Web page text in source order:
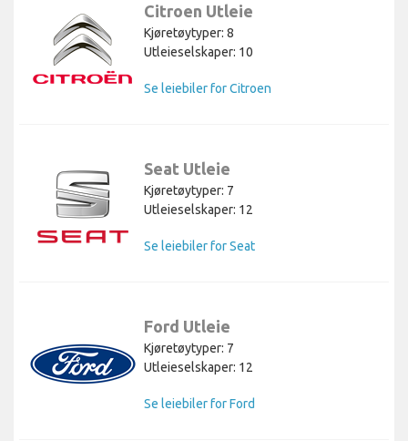
Citroen Utleie
Kjøretøytyper: 8
Utleieselskaper: 10
Se leiebiler for Citroen
Seat Utleie
Kjøretøytyper: 7
Utleieselskaper: 12
Se leiebiler for Seat
Ford Utleie
Kjøretøytyper: 7
Utleieselskaper: 12
Se leiebiler for Ford